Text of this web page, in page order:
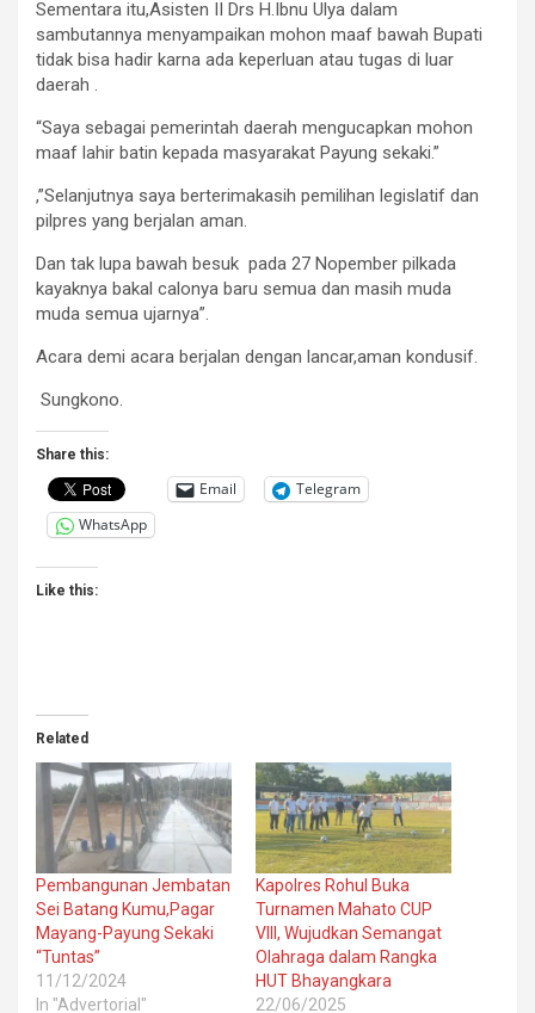
Sementara itu,Asisten II Drs H.Ibnu Ulya dalam
sambutannya menyampaikan mohon maaf bawah Bupati
tidak bisa hadir karna ada keperluan atau tugas di luar
daerah .
“Saya sebagai pemerintah daerah mengucapkan mohon
maaf lahir batin kepada masyarakat Payung sekaki.”
,”Selanjutnya saya berterimakasih pemilihan legislatif dan
pilpres yang berjalan aman.
Dan tak lupa bawah besuk pada 27 Nopember pilkada
kayaknya bakal calonya baru semua dan masih muda
muda semua ujarnya”.
Acara demi acara berjalan dengan lancar,aman kondusif.
Sungkono.
Share this:
Email
Telegram
WhatsApp
Like this:
Related
Pembangunan Jembatan
Sei Batang Kumu,Pagar
Mayang-Payung Sekaki
“Tuntas”
11/12/2024
In "Advertorial"
Kapolres Rohul Buka
Turnamen Mahato CUP
VIII, Wujudkan Semangat
Olahraga dalam Rangka
HUT Bhayangkara
22/06/2025